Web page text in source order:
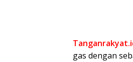
gas dengan